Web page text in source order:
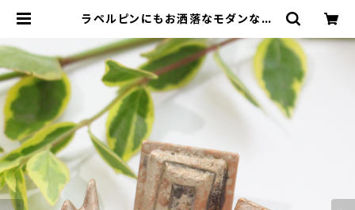
ラペルピンにもお洒落なモダンな銀
本村工芸美術研究所